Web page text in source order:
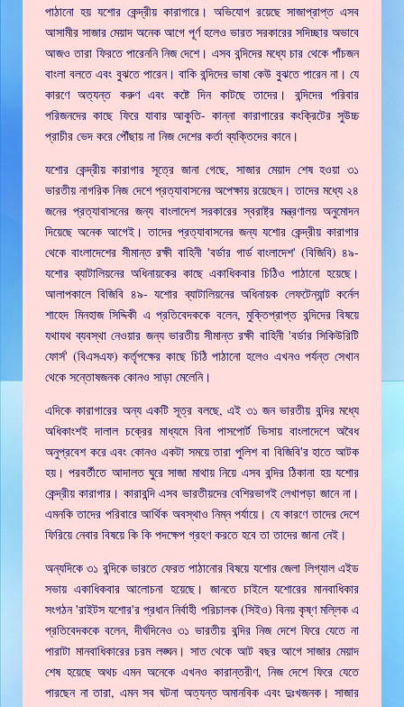
পাঠানো হয় যশোর কেন্দ্রীয় কারাগারে। অভিযোগ রয়েছে সাজাপ্রাপ্ত এসব
আসামীর সাজার মেয়াদ অনেক আগে পূর্ণ হলেও ভারত সরকারের সদিচ্ছার অভাবে
আজও তারা ফিরতে পারেননি নিজ দেশে। এসব বন্দিদের মধ্যে চার থেকে পাঁচজন
বাংলা বলতে এবং বুঝতে পারেন। বাকি বন্দিদের ভাষা কেউ বুঝতে পারেন না। যে
কারণে অত্যন্ত করুণ এবং কষ্টে দিন কাটছে তাদের। বন্দিদের পরিবার
পরিজনদের কাছে ফিরে যাবার আকুতি- কান্না কারাগারের কংক্রিটের সুউচ্চ
প্রাচীর ভেদ করে পৌঁছায় না নিজ দেশের কর্তা ব্যক্তিদের কানে।
যশোর কেন্দ্রীয় কারাগার সূত্রে জানা গেছে, সাজার মেয়াদ শেষ হওয়া ৩১
ভারতীয় নাগরিক নিজ দেশে প্রত্যাবাসনের অপেক্ষায় রয়েছেন। তাদের মধ্যে ২৪
জনের প্রত্যাবাসনের জন্য বাংলাদেশ সরকারের স্বরাষ্ট্র মন্ত্রণালয় অনুমোদন
দিয়েছে অনেক আগেই। তাদের প্রত্যাবাসনের জন্য যশোর কেন্দ্রীয় কারাগার
থেকে বাংলাদেশের সীমান্ত রক্ষী বাহিনী 'বর্ডার গার্ড বাংলাদেশ' (বিজিবি) ৪৯-
যশোর ব্যাটালিয়নের অধিনায়কের কাছে একাধিকবার চিঠিও পাঠানো হয়েছে।
আলাপকালে বিজিবি ৪৯- যশোর ব্যাটালিয়নের অধিনায়ক লেফটেন্যান্ট কর্নেল
শাহেদ মিনহাজ সিদ্দিকী এ প্রতিবেদককে বলেন, মুক্তিপ্রাপ্ত বন্দিদের বিষয়ে
যথাযথ ব্যবস্থা নেওয়ার জন্য ভারতীয় সীমান্ত রক্ষী বাহিনী 'বর্ডার সিকিউরিটি
ফোর্স' (বিএসএফ) কর্তৃপক্ষের কাছে চিঠি পাঠানো হলেও এখনও পর্যন্ত সেখান
থেকে সন্তোষজনক কোনও সাড়া মেলেনি।
এদিকে কারাগারের অন্য একটি সূত্র বলছে, এই ৩১ জন ভারতীয় বন্দির মধ্যে
অধিকাংশই দালাল চক্রের মাধ্যমে বিনা পাসপোর্ট ভিসায় বাংলাদেশে অবৈধ
অনুপ্রবেশ করে এবং কোনও একটা সময়ে তারা পুলিশ বা বিজিবি'র হাতে আটক
হয়। পরবর্তীতে আদালত ঘুরে সাজা মাথায় নিয়ে এসব বন্দির ঠিকানা হয় যশোর
কেন্দ্রীয় কারাগার। কারাবন্দি এসব ভারতীয়দের বেশিরভাগই লেখাপড়া জানে না।
এমনকি তাদের পরিবারে আর্থিক অবস্থাও নিম্ন পর্যায়ে। যে কারণে তাদের দেশে
ফিরিয়ে নেবার বিষয়ে কি কি পদক্ষেপ গ্রহণ করতে হবে তা তাদের জানা নেই।
অন্যদিকে ৩১ বন্দিকে ভারতে ফেরত পাঠানোর বিষয়ে যশোর জেলা লিগ্যাল এইড
সভায় একাধিকবার আলোচনা হয়েছে। জানতে চাইলে যশোরের মানবাধিকার
সংগঠন 'রাইটস যশোর'র প্রধান নির্বাহী পরিচালক (সিইও) বিনয় কৃষ্ণ মল্লিক এ
প্রতিবেদককে বলেন, দীর্ঘদিনেও ৩১ ভারতীয় বন্দির নিজ দেশে ফিরে যেতে না
পারাটা মানবাধিকারের চরম লঙ্ঘন। সাত থেকে আট বছর আগে সাজার মেয়াদ
শেষ হয়েছে অথচ এমন অনেকে এখনও কারান্তরীণ, নিজ দেশে ফিরে যেতে
পারছেন না তারা, এমন সব ঘটনা অত্যন্ত অমানবিক এবং দুঃখজনক। সাজার